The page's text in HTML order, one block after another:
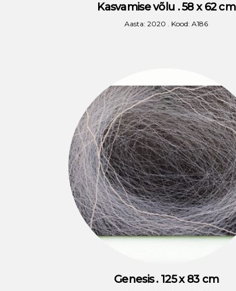
Kasvamise võlu . 58 x 62 cm
Aasta: 2020 . Kood: A186
Genesis . 125 x 83 cm